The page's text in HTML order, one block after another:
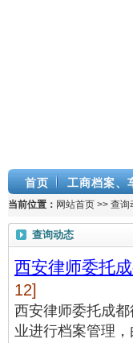
首页 工商档案、
当前位置： 网站首页 >> 查询
查询动态
西安律师委托
12]
西安律师委托成
业进行档案管理